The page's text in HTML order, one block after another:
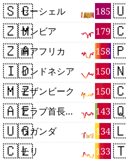
🇸🇨 185
セーシェル
🇿🇲 179
ザンビア
🇿🇦 158
南アフリカ
🇮🇩 150
インドネシア
🇲🇿 150
モザンビーク
🇦🇪 143
アラブ首長国連邦
🇺🇬 134
ウガンダ
🇨🇱 133
チリ